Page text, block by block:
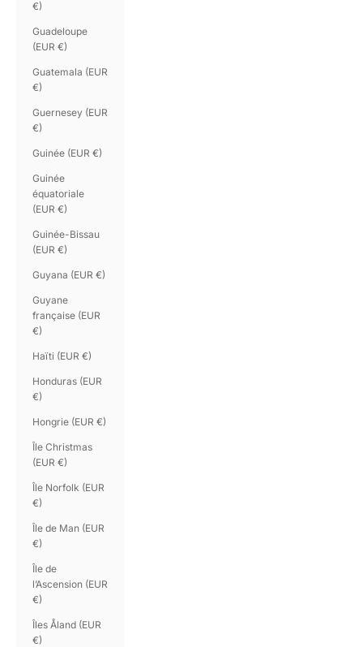
€)
Guadeloupe
(EUR €)
Guatemala (EUR
€)
Guernesey (EUR
€)
Guinée (EUR €)
Guinée
équatoriale
(EUR €)
Guinée-Bissau
(EUR €)
Guyana (EUR €)
Guyane
française (EUR
€)
Haïti (EUR €)
Honduras (EUR
€)
Hongrie (EUR €)
Île Christmas
(EUR €)
Île Norfolk (EUR
€)
Île de Man (EUR
€)
Île de
l’Ascension (EUR
€)
Îles Åland (EUR
€)